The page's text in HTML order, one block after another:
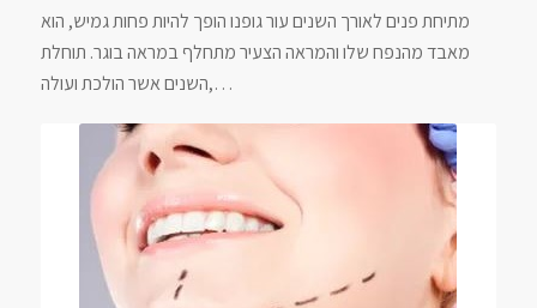
מתיחת פנים לאורך השנים עור גופנו הופך להיות פחות גמיש, הוא
מאבד מהנפח שלו והמראה הצעיר מתחלף במראה בוגר. תוחלת
השנים אשר הולכת ועולה,…